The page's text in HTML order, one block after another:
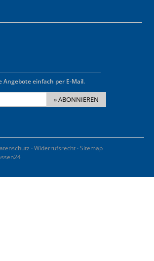
Angebote einfach per E-Mail.
» ABONNIEREN
·Widerrufsrecht ·Sitemap